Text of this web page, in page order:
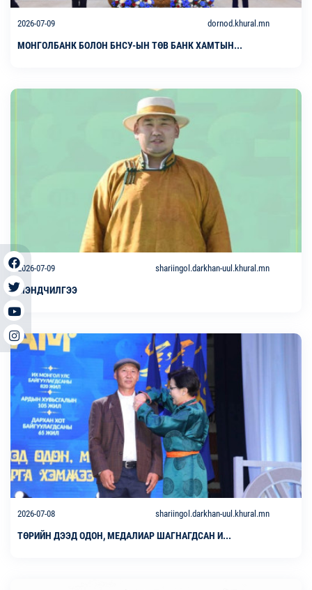
2026-07-09 dornod.khural.mn
МОНГОЛБАНК БОЛОН БНСУ-ЫН ТӨВ БАНК ХАМТЫН...
2026-07-09 shariingol.darkhan-uul.khural.mn
МЭНДЧИЛГЭЭ
2026-07-08 shariingol.darkhan-uul.khural.mn
ТӨРИЙН ДЭЭД ОДОН, МЕДАЛИАР ШАГНАГДСАН И...